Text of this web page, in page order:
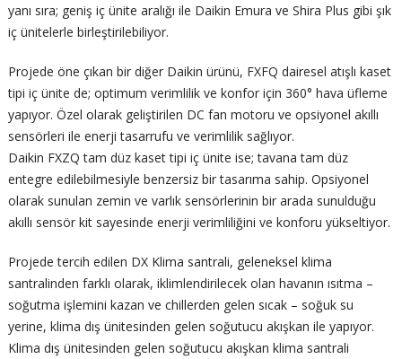
yanı sıra; geniş iç ünite aralığı ile Daikin Emura ve Shira Plus gibi şık
iç ünitelerle birleştirilebiliyor.
Projede öne çıkan bir diğer Daikin ürünü, FXFQ dairesel atışlı kaset
tipi iç ünite de; optimum verimlilik ve konfor için 360° hava üfleme
yapıyor. Özel olarak geliştirilen DC fan motoru ve opsiyonel akıllı
sensörleri ile enerji tasarrufu ve verimlilik sağlıyor.
Daikin FXZQ tam düz kaset tipi iç ünite ise; tavana tam düz
entegre edilebilmesiyle benzersiz bir tasarıma sahip. Opsiyonel
olarak sunulan zemin ve varlık sensörlerinin bir arada sunulduğu
akıllı sensör kit sayesinde enerji verimliliğini ve konforu yükseltiyor.
Projede tercih edilen DX Klima santrali, geleneksel klima
santralinden farklı olarak, iklimlendirilecek olan havanın ısıtma –
soğutma işlemini kazan ve chillerden gelen sıcak – soğuk su
yerine, klima dış ünitesinden gelen soğutucu akışkan ile yapıyor.
Klima dış ünitesinden gelen soğutucu akışkan klima santrali